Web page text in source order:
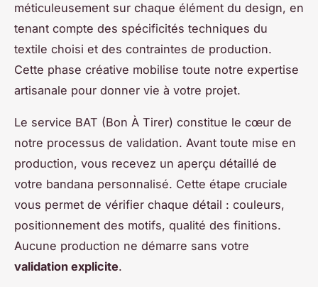
méticuleusement sur chaque élément du design, en
tenant compte des spécificités techniques du
textile choisi et des contraintes de production.
Cette phase créative mobilise toute notre expertise
artisanale pour donner vie à votre projet.
Le service BAT (Bon À Tirer) constitue le cœur de
notre processus de validation. Avant toute mise en
production, vous recevez un aperçu détaillé de
votre bandana personnalisé. Cette étape cruciale
vous permet de vérifier chaque détail : couleurs,
positionnement des motifs, qualité des finitions.
Aucune production ne démarre sans votre
validation explicite.